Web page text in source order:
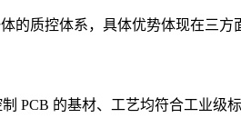
的质控体系，具体优势体现在三方
PCB 的基材、工艺均符合工业